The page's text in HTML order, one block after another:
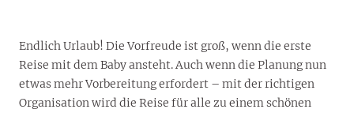
Endlich Urlaub! Die Vorfreude ist groß, wenn die erste
Reise mit dem Baby ansteht. Auch wenn die Planung nun
etwas mehr Vorbereitung erfordert – mit der richtigen
Organisation wird die Reise für alle zu einem schönen